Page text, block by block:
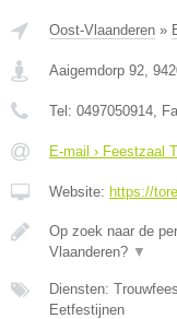
Oost-Vlaanderen »
Aaigemdorp 92,
Tel: 0497050914,
E-mail › Feestzaal
Website: https://
Op zoek naar de
Vlaanderen? ▼
Diensten:
Eetfestijnen